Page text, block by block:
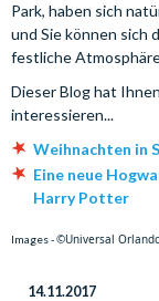
Park, haben sich
und Sie können sich
festliche
Dieser Blog hat
interessieren...
Weihnachten in
Eine neue
Harry Potter
Images -©Universal
14.11.2017